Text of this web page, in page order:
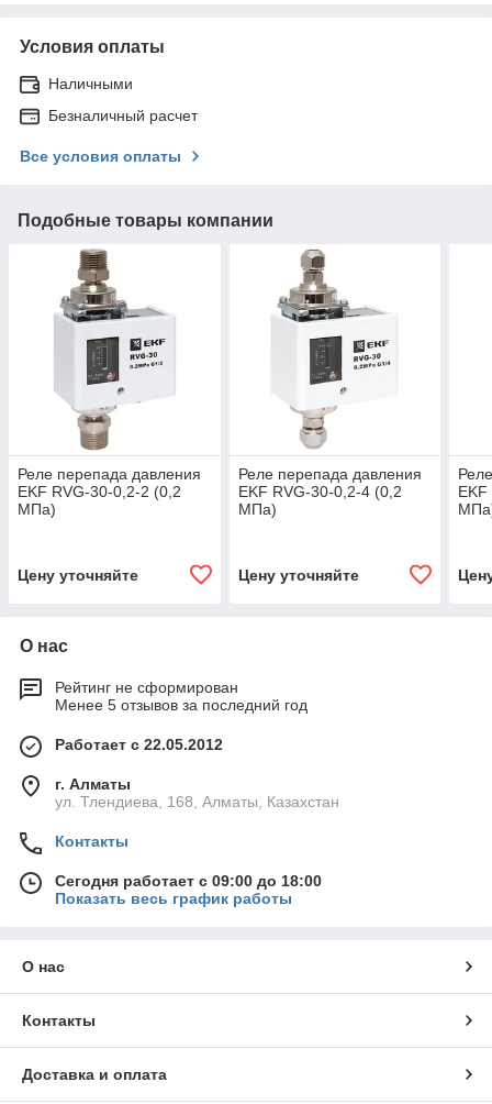
Условия оплаты
Наличными
Безналичный расчет
Все условия оплаты
Подобные товары компании
Реле перепада давления
EKF RVG-30-0,2-2 (0,2
МПа)
Цену уточняйте
Реле перепада давления
EKF RVG-30-0,2-4 (0,2
МПа)
Цену уточняйте
О нас
Рейтинг не сформирован
Менее 5 отзывов за последний год
Работает с 22.05.2012
г. Алматы
ул. Тлендиева, 168, Алматы, Казахстан
Контакты
Сегодня работает с 09:00 до 18:00
Показать весь график работы
О нас
Контакты
Доставка и оплата